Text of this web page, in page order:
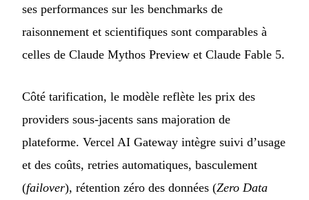
ses performances sur les benchmarks de
raisonnement et scientifiques sont comparables à
celles de Claude Mythos Preview et Claude Fable 5.
Côté tarification, le modèle reflète les prix des
providers sous-jacents sans majoration de
plateforme. Vercel AI Gateway intègre suivi d’usage
et des coûts, retries automatiques, basculement
(failover), rétention zéro des données (Zero Data